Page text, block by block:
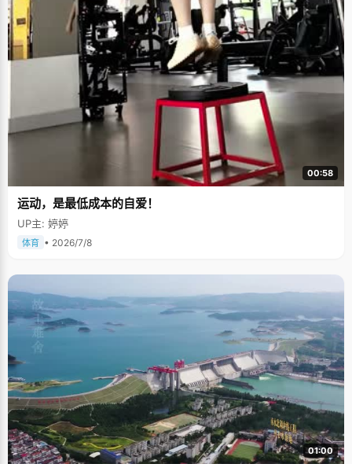
00:58
运动，是最低成本的自爱！
UP主: 婷婷
体育 • 2026/7/8
01:00